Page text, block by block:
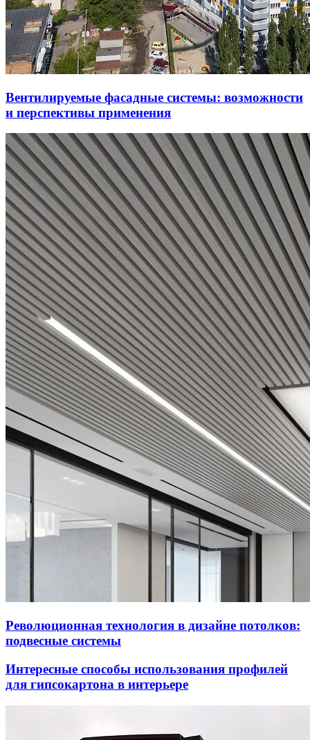
Вентилируемые фасадные системы: возможности
и перспективы применения
Революционная технология в дизайне потолков:
подвесные системы
Интересные способы использования профилей
для гипсокартона в интерьере